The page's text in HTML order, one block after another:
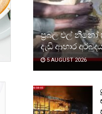
ප්‍රබල එල්
දැඩි ආහාර
5 AUGUST 2026